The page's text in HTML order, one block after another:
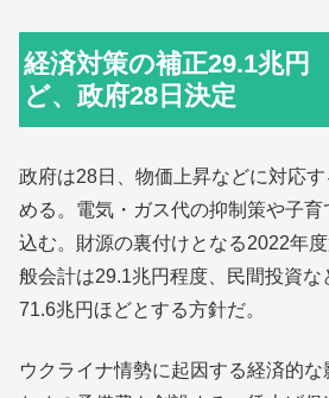
経済対策の補正29.1兆
ど、政府28日決定
政府は28日、物価上昇などに対応
める。電気・ガス代の抑制策や子育
込む。財源の裏付けとなる2022年
般会計は29.1兆円程度、民間投資な
71.6兆円ほどとする方針だ。
ウクライナ情勢に起因する経済的